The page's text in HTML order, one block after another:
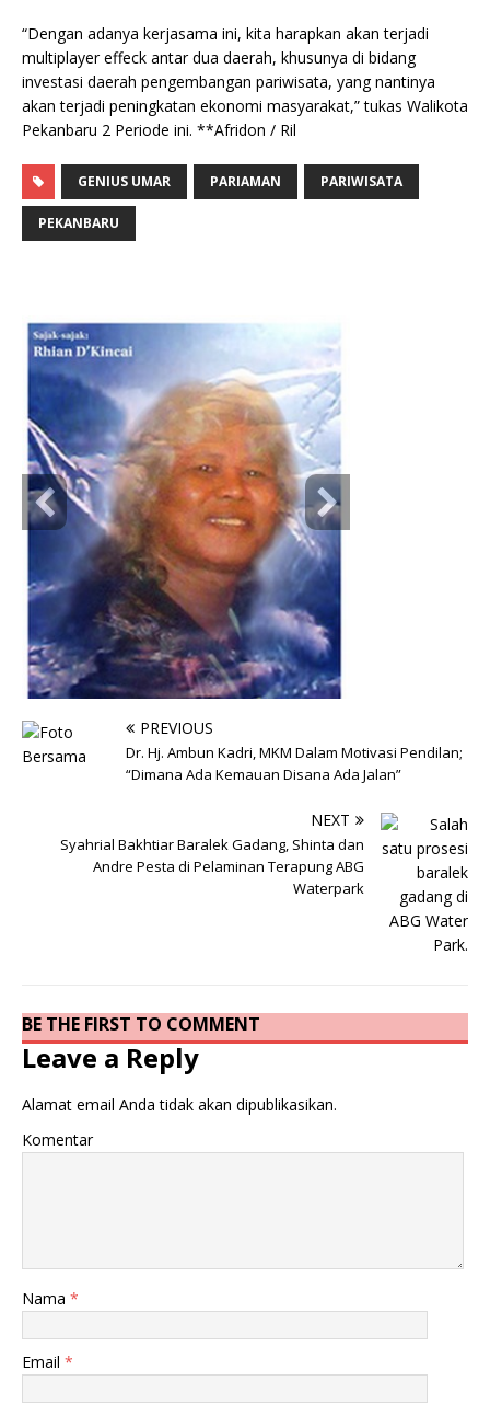
“Dengan adanya kerjasama ini, kita harapkan akan terjadi
multiplayer effeck antar dua daerah, khusunya di bidang
investasi daerah pengembangan pariwisata, yang nantinya
akan terjadi peningkatan ekonomi masyarakat,” tukas Walikota
Pekanbaru 2 Periode ini. **Afridon / Ril
GENIUS UMAR PARIAMAN PARIWISATA
PEKANBARU
PREVIOUS
Dr. Hj. Ambun Kadri, MKM Dalam Motivasi Pendilan;
“Dimana Ada Kemauan Disana Ada Jalan”
NEXT
Syahrial Bakhtiar Baralek Gadang, Shinta dan
Andre Pesta di Pelaminan Terapung ABG
Waterpark
BE THE FIRST TO COMMENT
Leave a Reply
Alamat email Anda tidak akan dipublikasikan.
Komentar
Nama *
Email *